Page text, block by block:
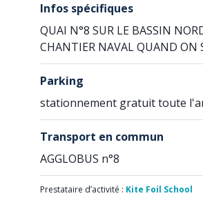
Infos spécifiques
QUAI N°8 SUR LE BASSIN
CHANTIER NAVAL QUAND ON
Parking
stationnement gratuit toute
Transport en commun
AGGLOBUS n°8
Prestataire d’activité : Kite Foil School